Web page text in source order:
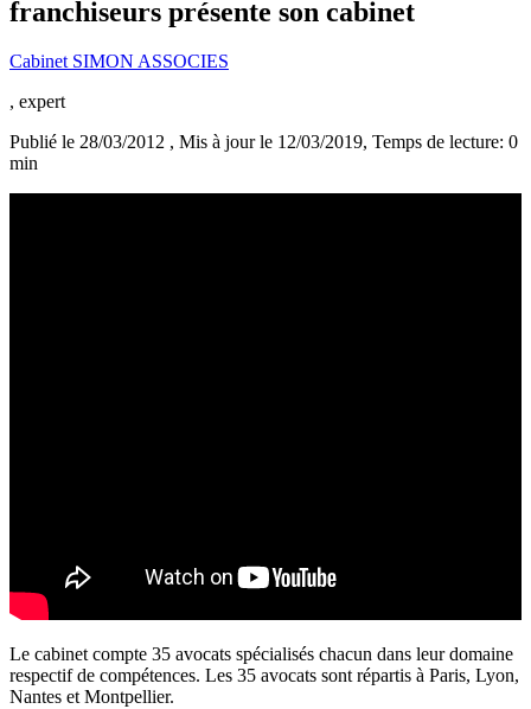
franchiseurs présente son cabinet
Cabinet SIMON ASSOCIES
, expert
Publié le 28/03/2012 , Mis à jour le 12/03/2019, Temps de lecture: 0
min
Le cabinet compte 35 avocats spécialisés chacun dans leur domaine
respectif de compétences. Les 35 avocats sont répartis à Paris, Lyon,
Nantes et Montpellier.